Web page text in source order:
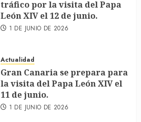
tráfico por la visita del Papa
León XIV el 12 de junio.
1 DE JUNIO DE 2026
Actualidad
Gran Canaria se prepara para
la visita del Papa León XIV el
11 de junio.
1 DE JUNIO DE 2026